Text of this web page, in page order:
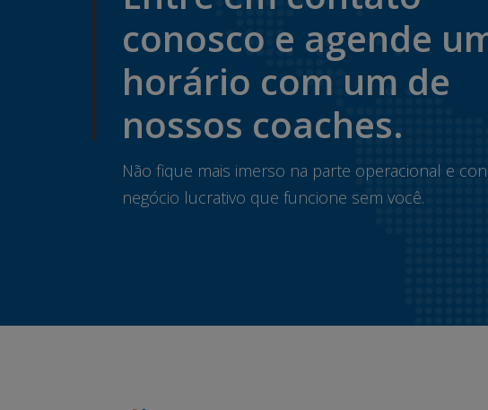
conosco e agende
horário com um de
nossos coaches.
Não fique mais imerso na parte operacional e
negócio lucrativo que funcione sem você.